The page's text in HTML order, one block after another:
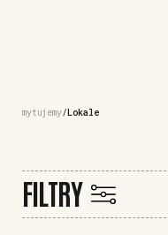
mytujemy Lokale
FILTRY